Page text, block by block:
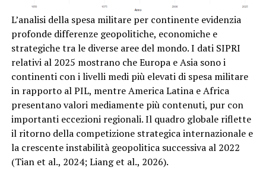
L’analisi della spesa militare per continente evidenzia
profonde differenze geopolitiche, economiche e
strategiche tra le diverse aree del mondo. I dati SIPRI
relativi al 2025 mostrano che Europa e Asia sono i
continenti con i livelli medi più elevati di spesa militare
in rapporto al PIL, mentre America Latina e Africa
presentano valori mediamente più contenuti, pur con
importanti eccezioni regionali. Il quadro globale riflette
il ritorno della competizione strategica internazionale e
la crescente instabilità geopolitica successiva al 2022
(Tian et al., 2024; Liang et al., 2026).